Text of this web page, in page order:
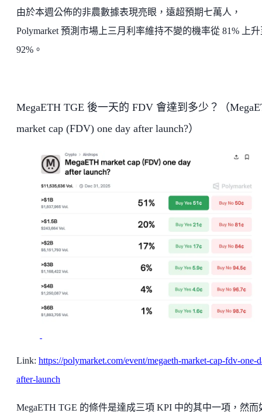
由於本週公佈的非農數據表現亮眼，遠超預期七萬人，
Polymarket 預測市場上三月利率維持不變的機率從 81% 上
92%。
MegaETH TGE 後一天的 FDV 會達到多少？（
market cap (FDV) one day after launch?）
Link: https://polymarket.com/event/megaeth-market-cap-fdv-one-
after-launch
MegaETH TGE 的條件是達成三項 KPI 中的其中一項，然而